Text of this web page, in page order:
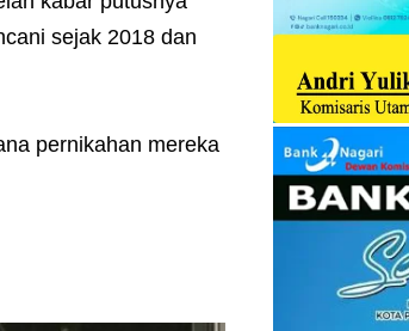
sejak 2018 dan
pernikahan mereka